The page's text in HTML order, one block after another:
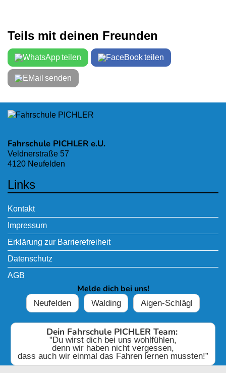
Teils mit deinen Freunden
teilen teilen
senden
Fahrschule PICHLER e.U.
Veldnerstraße 57
4120 Neufelden
Links
Kontakt
Impressum
Erklärung zur Barrierefreiheit
Datenschutz
AGB
Melde dich bei uns!
Neufelden Walding Aigen-Schlägl
Dein Fahrschule PICHLER Team:
"Du wirst dich bei uns wohlfühlen,
denn wir haben nicht vergessen,
dass auch wir einmal das Fahren lernen mussten!”